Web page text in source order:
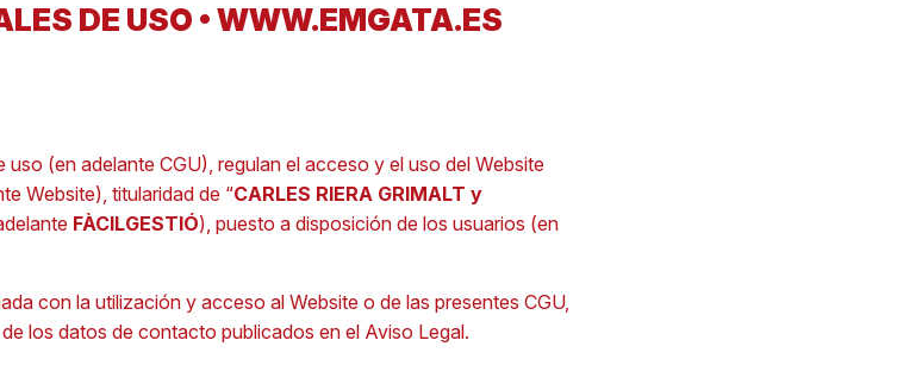
DE USO • WWW.EMGATA.ES
(en adelante CGU), regulan el acceso y el uso del Website
Website), titularidad de “CARLES RIERA GRIMALT y
FÀCILGESTIÓ), puesto a disposición de los usuarios (en
con la utilización y acceso al Website o de las presentes CGU,
los datos de contacto publicados en el Aviso Legal.